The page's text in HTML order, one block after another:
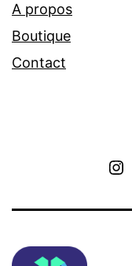
A propos
Boutique
Contact